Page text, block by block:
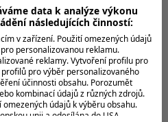
data k analýze výkonu
následujících činností:
v zařízení. Použití omezených údajů
personalizovanou reklamu.
reklamy. Vytvoření profilu pro
pro výběr personalizovaného
účinnosti obsahu. Porozumět
kombinací údajů z různých zdrojů.
omezených údajů k výběru obsahu.
unii a odesílána do USA.